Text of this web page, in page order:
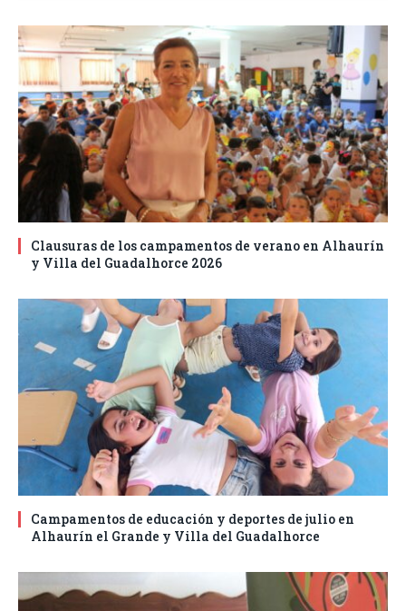
Clausuras de los campamentos de verano en Alhaurín
y Villa del Guadalhorce 2026
Campamentos de educación y deportes de julio en
Alhaurín el Grande y Villa del Guadalhorce